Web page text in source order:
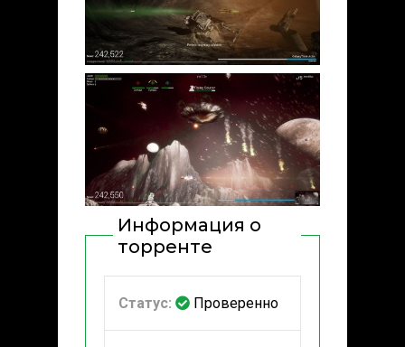
Информация о
торренте
Статус: Проверенно